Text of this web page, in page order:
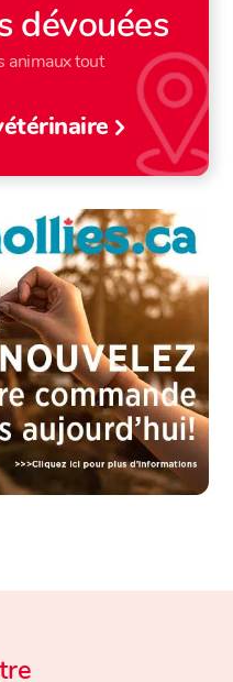
dévouées
animaux tout